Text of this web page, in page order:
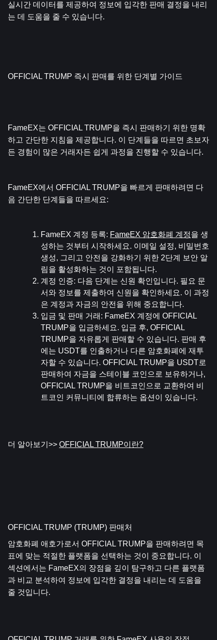
실시간 데이터를 제공하여 정보에 입각한 판매 결정을 내리
는 데 도움을 줄 수 있습니다.
OFFICIAL TRUMP 즉시 판매를 위한 단계별 가이드
FameEX는 OFFICIAL TRUMP을 즉시 판매하기 위한 명확
하고 간단한 지침을 제공합니다. 이 단계들을 따르면 초보자
든 경험이 많은 거래자든 쉽게 과정을 진행할 수 있습니다.
FameEX에서 OFFICIAL TRUMP을 빠르게 판매하려면 다
음 간단한 단계들을 따르세요:
FameEX 계정 등록: FameEX 암호화폐 계정을 생
성하는 것부터 시작하세요. 이메일 설정, 비밀번호
생성, 그리고 안전을 강화하기 위한 2단계 보안 알
림을 활성화하는 것이 포함됩니다.
계정 인증: 다음 단계는 신원 확인입니다. 필요 문
서와 정보를 제출하여 신원을 확인하세요. 이 과정
은 계정과 자금의 안전을 위해 중요합니다.
입금 및 판매 거래 : FameEX 계정에 OFFICIAL
TRUMP을 입금하세요. 입금 후, OFFICIAL
TRUMP을 자유롭게 판매할 수 있습니다. 판매 후
에는 USDT를 인출하거나 다른 암호화폐에 재투
자할 수 있습니다. OFFICIAL TRUMP을 USDT로
판매하여 자금을 스테이블 코인으로 보유하거나,
OFFICIAL TRUMP을 비트코인으로 교환하여 비
트코인 커뮤니티에 합류하는 옵션이 있습니다.
더 알아보기>> OFFICIAL TRUMP이란?
OFFICIAL TRUMP (TRUMP) 판매처
암호화폐 애호가로서 OFFICIAL TRUMP을 판매하려면 목
표에 맞는 적절한 플랫폼을 선택하는 것이 중요합니다. 이
섹션에서는 FameEX의 장점을 깊이 탐구하고 다른 플랫폼
과 비교 분석하여 정보에 입각한 결정을 내리는 데 도움을
줄 것입니다.